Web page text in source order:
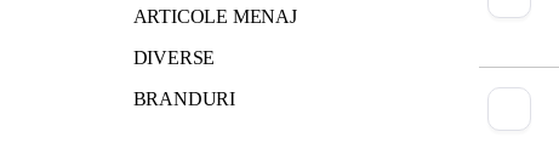
ARTICOLE MENAJ
DIVERSE
BRANDURI